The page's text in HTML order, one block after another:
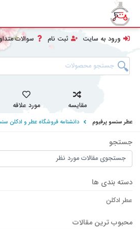
ورود به سایت ثبت نام سوالات
مقایسه مورد علاقه
عطر سنسو پرفیوم دانشنامه فروشگاه عطر و ادکلن
جستجو
دسته بندی ها
عطر ادکلن
محبوب ترین مقالات